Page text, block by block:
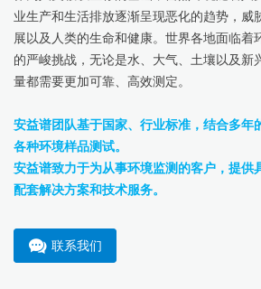
业生产和生活排放逐渐呈现恶化的趋势，威
展以及人类的生命和健康。世界各地面临着
的严峻挑战，无论是水、大气、土壤以及新
量都需要更加可靠、高效测定。
安益谱团队基于国家、行业标准，结合多年
各种环境样品测试。
安益谱致力于为从事环境监测的客户，提供
配套解决方案和技术服务。
联系我们